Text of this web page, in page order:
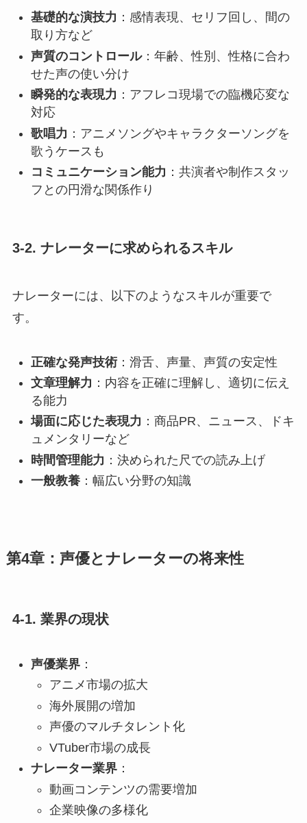
基礎的な演技力 ：感情表現、セリフ回し、間の
取り方など
声質のコントロール：年齢、性別、性格に合わ
せた声の使い分け
瞬発的な表現力 ：アフレコ現場での臨機応変な
対応
歌唱力 ：アニメソングやキャラクターソングを
歌うケースも
コミュニケーション能力 ：共演者や制作スタッ
フとの円滑な関係作り
3-2. ナレーターに求められるスキル
ナレーターには、以下のようなスキルが重要で
す。
正確な発声技術：滑舌、声量、声質の安定性
文章理解力 ：内容を正確に理解し、適切に伝え
る能力
場面に応じた表現力 ：商品PR、ニュース、ドキ
ュメンタリーなど
時間管理能力 ：決められた尺での読み上げ
一般教養：幅広い分野の知識
第4章：声優とナレーターの将来性
4-1. 業界の現状
声優業界：
アニメ市場の拡大
海外展開の増加
声優のマルチタレント化
VTuber市場の成長
ナレーター業界：
動画コンテンツの需要増加
企業映像の多様化